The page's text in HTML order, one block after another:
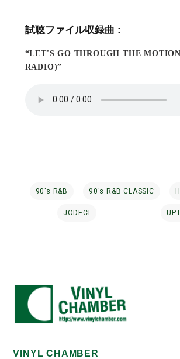
試聴ファイル収録曲 :
“LET'S GO THROUGH THE
RADIO)”
90's R&B 90's R&B CLASSIC
JODECI
VINYL CHAMBER